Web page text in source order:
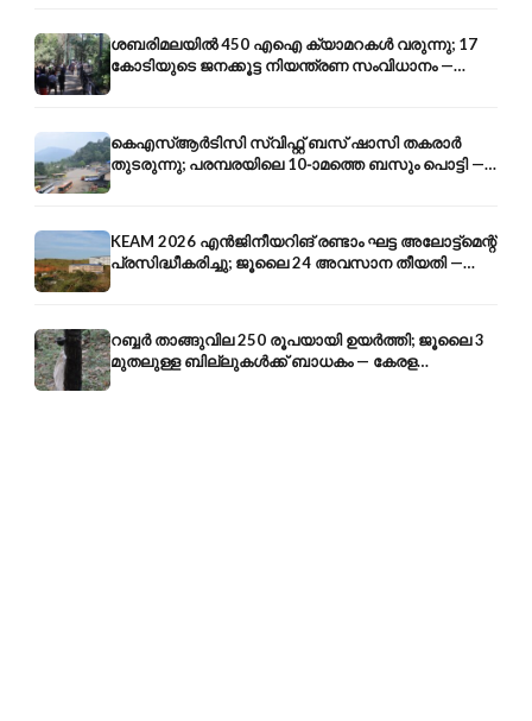
ശബരിമലയിൽ 450 എഐ ക്യാമറകൾ വരുന്നു; 17
കോടിയുടെ ജനക്കൂട്ട നിയന്ത്രണ സംവിധാനം —
എരുമേലി മുതൽ പമ്പ വരെ
കെഎസ്ആർടിസി സ്വിഫ്റ്റ് ബസ് ഷാസി തകരാർ
തുടരുന്നു; പരമ്പരയിലെ 10-ാമത്തെ ബസും പൊട്ടി —
സുരക്ഷാ ആശങ്ക
KEAM 2026 എൻജിനീയറിങ് രണ്ടാം ഘട്ട അലോട്ട്മെന്റ്
പ്രസിദ്ധീകരിച്ചു; ജൂലൈ 24 അവസാന തീയതി —
അറിയേണ്ടതെല്ലാം
റബ്ബർ താങ്ങുവില 250 രൂപയായി ഉയർത്തി; ജൂലൈ 3
മുതലുള്ള ബില്ലുകൾക്ക് ബാധകം — കേരള
കർഷകർക്ക് ആശ്വാസം